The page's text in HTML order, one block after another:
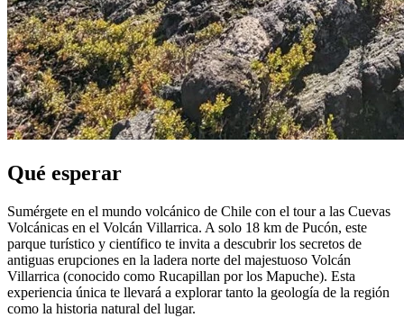
Qué esperar
Sumérgete en el mundo volcánico de Chile con el tour a las Cuevas
Volcánicas en el Volcán Villarrica. A solo 18 km de Pucón, este
parque turístico y científico te invita a descubrir los secretos de
antiguas erupciones en la ladera norte del majestuoso Volcán
Villarrica (conocido como Rucapillan por los Mapuche). Esta
experiencia única te llevará a explorar tanto la geología de la región
como la historia natural del lugar.